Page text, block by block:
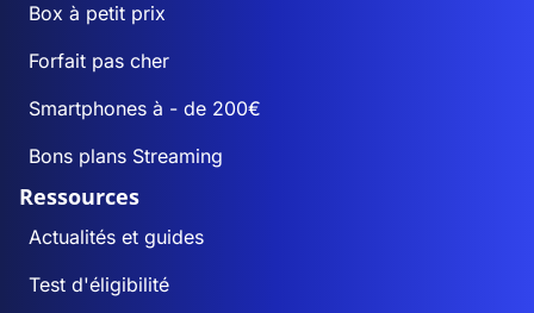
Box à petit prix
Forfait pas cher
Smartphones à - de 200€
Bons plans Streaming
Ressources
Actualités et guides
Test d'éligibilité